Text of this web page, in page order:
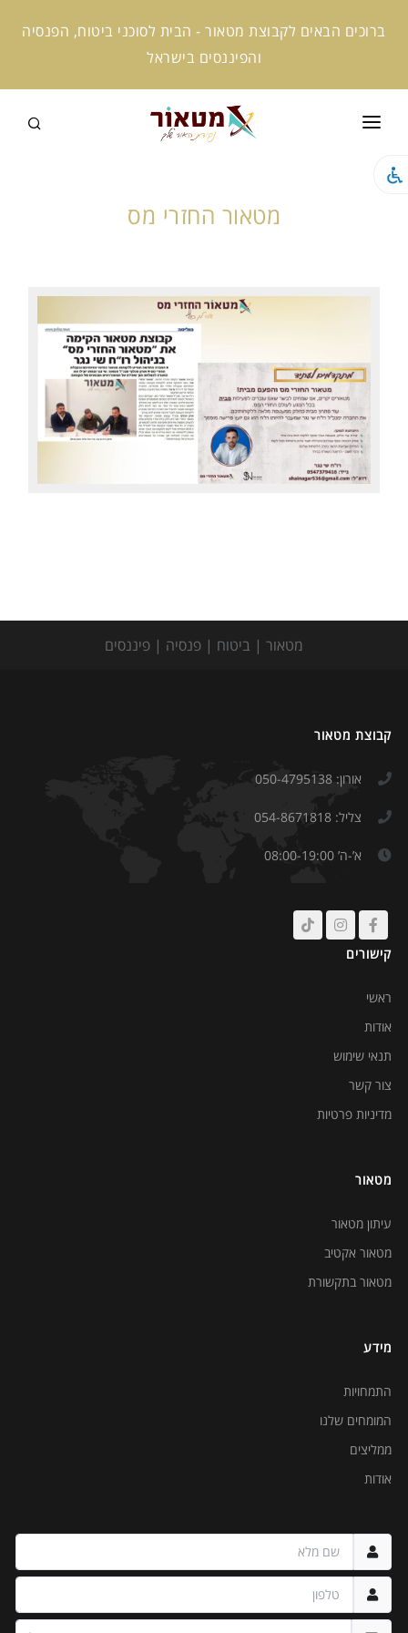
ברוכים הבאים לקבוצת מטאור - הבית לסוכני ביטוח, הפנסיה
והפיננסים בישראל
מטאור ניוז
מטאור AI
התמחויות
מחשבונים
מטאור החזרי מס
מטאור | ביטוח | פנסיה | פיננסים
קבוצת מטאור
אורון: 050-4795138
צליל: 054-8671818
א’-ה’ 08:00-19:00
קישורים
ראשי
אודות
תנאי שימוש
צור קשר
מדיניות פרטיות
מטאור
עיתון מטאור
מטאור אקטיב
מטאור בתקשורת
מידע
התמחויות
המומחים שלנו
ממליצים
אודות